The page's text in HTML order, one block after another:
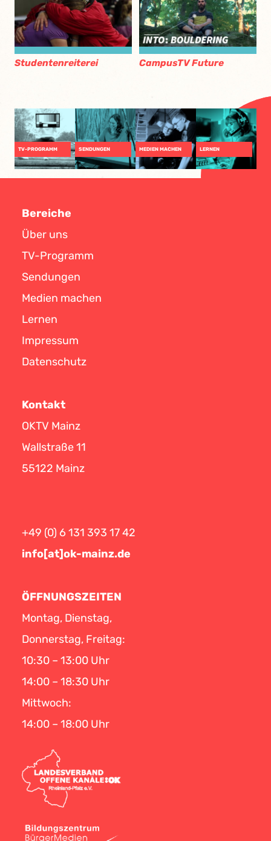
Studentenreiterei CampusTV Future
TV-PROGRAMM SENDUNGEN MEDIEN MACHEN LERNEN
Bereiche
Über uns
TV-Programm
Sendungen
Medien machen
Lernen
Impressum
Datenschutz
Kontakt
OKTV Mainz
Wallstraße 11
55122 Mainz
+49 (0) 6 131 393 17 42
info[at]ok-mainz.de
ÖFFNUNGSZEITEN
Montag, Dienstag,
Donnerstag, Freitag:
10:30 – 13:00 Uhr
14:00 – 18:30 Uhr
Mittwoch:
14:00 – 18:00 Uhr